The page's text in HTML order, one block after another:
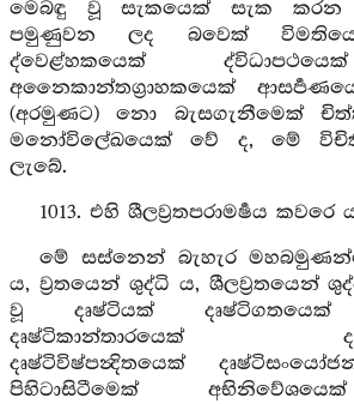
මෙබඳු වූ සැකයෙක් සැක කරන
පමුණුවන ලද බවෙක්
ද්වෙළ්හකයෙක්
අනෛකාන්තග්‍රාහකයෙක්
(අරමුණට) නො බැසගැනීමෙක්
මනෝවිලේඛයෙක් වේ ද, මේ
ලැබේ.
1013. එහි ශීලව්‍රතපරාමර්‍ෂය කවරෙ
මේ සස්නෙන් බැහැර
ය, ව්‍රතයෙන් ශුද්ධි ය, ශීලව්‍රතයෙන්
වූ දෘෂ්ටියක් දෘෂ්ටිගතයෙක්
දෘෂ්ටිකාන්තාරයෙක්
දෘෂ්ටිවිෂ්පන්‍දිතයෙක්
පිහිටාසිටීමෙක්